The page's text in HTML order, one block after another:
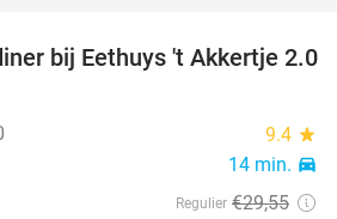
44%
bij Eethuys 't Akkertje 2.0
9.4 star
14 min. directions_car
Regulier €29,55